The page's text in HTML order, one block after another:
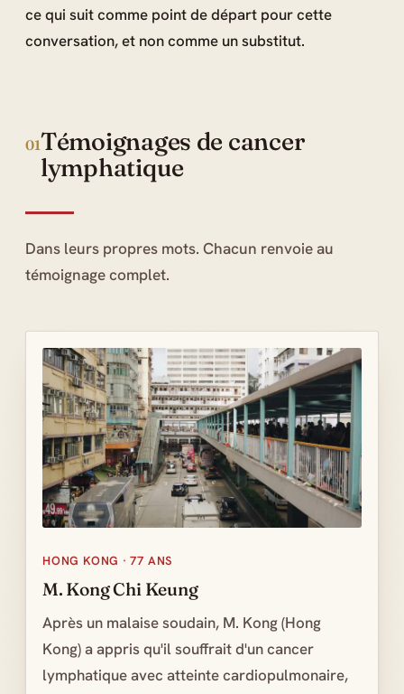
ce qui suit comme point de départ pour cette
conversation, et non comme un substitut.
01Témoignages de cancer
lymphatique
Dans leurs propres mots. Chacun renvoie au
témoignage complet.
HONG KONG · 77 ANS
M. Kong Chi Keung
Après un malaise soudain, M. Kong (Hong
Kong) a appris qu'il souffrait d'un cancer
lymphatique avec atteinte cardiopulmonaire,